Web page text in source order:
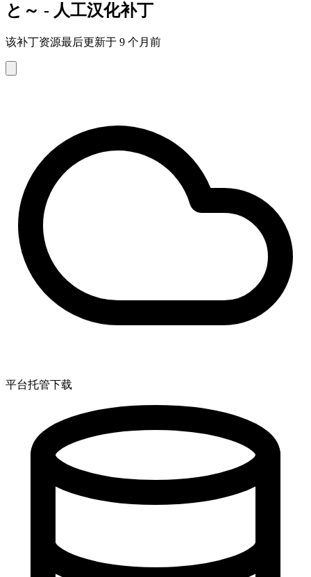
と～ - 人工汉化补丁
该补丁资源最后更新于 9 个月前
平台托管下载